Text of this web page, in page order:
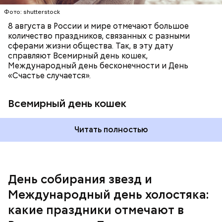
Фото: shutterstock
8 августа в России и мире отмечают большое
количество праздников, связанных с разными
сферами жизни общества. Так, в эту дату
справляют Всемирный день кошек,
Международный день бесконечности и День
«Счастье случается».
Всемирный день кошек
Читать полностью
День собирания звезд и
Международный день холостяка:
какие праздники отмечают в
Спагетти из кабачков